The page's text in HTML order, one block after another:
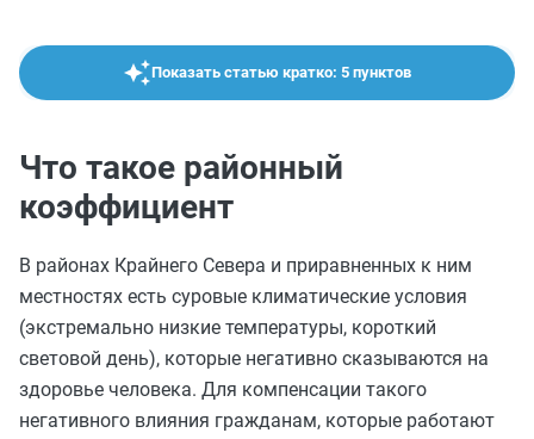
Показать статью кратко: 5 пунктов
Что такое районный
коэффициент
В районах Крайнего Севера и приравненных к ним
местностях есть суровые климатические условия
(экстремально низкие температуры, короткий
световой день), которые негативно сказываются на
здоровье человека. Для компенсации такого
негативного влияния гражданам, которые работают